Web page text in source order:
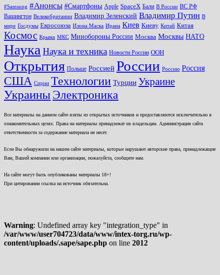
#Samsung #Анонсы #Смартфоны Apple SpaceX Бали В России ВС РФ
Вашингтон Великобритании Владимир Зеленский Владимир Путин В
мире Госдумы Евросоюза Илона Маска Ирана Киев Киеву Китай Китая
Космос Крыма МКС Минобороны России Москва Москвы НАТО
Наука Наука и техника Новости России ООН
Открытия Польше Россией России Россию Россия
США Сирии Технологии Турции Украине
УкраиныЭлектроника
Все материалы на данном сайте взяты из открытых источников и предоставляются исключительно в
ознакомительных целях. Права на материалы принадлежат их владельцам. Администрация сайта
ответственности за содержание материала не несет.
Если Вы обнаружили на нашем сайте материалы, которые нарушают авторские права, принадлежащие
Вам, Вашей компании или организации, пожалуйста, сообщите нам.
На сайте могут быть опубликованы материалы 18+!
При цитировании ссылка на источник обязательна.
Warning: Undefined array key "integration_type" in
/var/www/user704723/data/www/intex-torg.ru/wp-
content/uploads/.sape/sape.php on line 2012